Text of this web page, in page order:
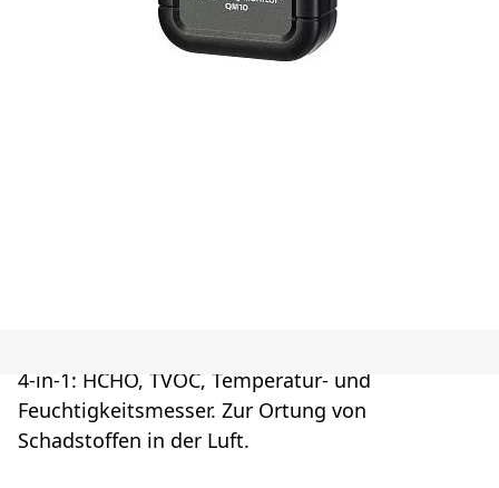
4-in-1: HCHO, TVOC, Temperatur- und
Feuchtigkeitsmesser. Zur Ortung von
Schadstoffen in der Luft.